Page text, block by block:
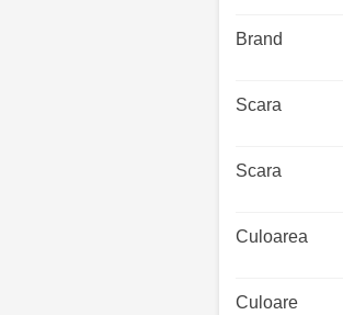
Brand
Scara
Scara
Culoarea
Culoare